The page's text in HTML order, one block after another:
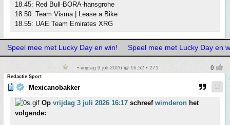
18.45: Red Bull-BORA-hansgrohe
18.50: Team Visma | Lease a Bike
18.55: UAE Team Emirates XRG
Speel mee met Lucky Day en win! Speel mee met Lucky Day en
• vrijdag 3 juli 2026 @ 16:52 • 271
Redactie Sport
Mexicanobakker
Op vrijdag 3 juli 2026 16:17 schreef wimderon het
volgende: